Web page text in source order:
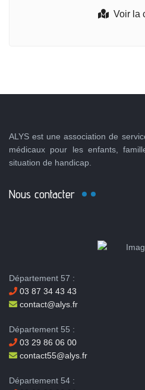
Voir la
ALYS est une association de
médicaux pour les enfants,
situation de handicap.
Nous contacter
Département 57 :
03 87 34 43 43
contact@alys.fr
Département 55 :
03 29 86 06 00
contact55@alys.fr
Département 54 :